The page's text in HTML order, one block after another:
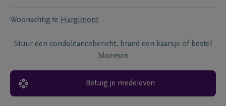
Woonachtig te Hargimont
Stuur een condoléancebericht, brand een kaarsje of bestel
bloemen
Betuig je medeleven